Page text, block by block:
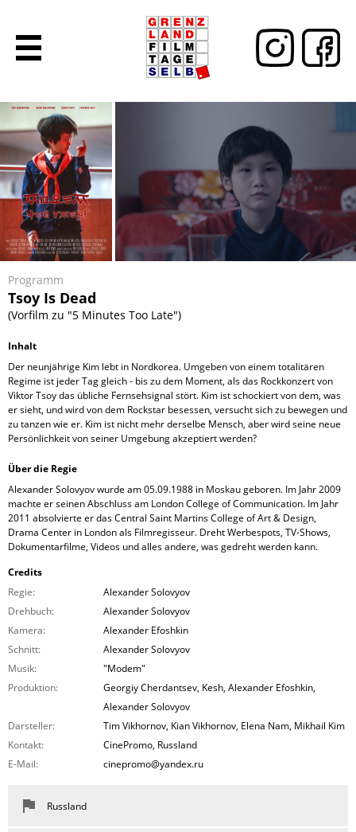
Programm
Tsoy Is Dead
(Vorfilm zu "5 Minutes Too Late")
Inhalt
Der neunjährige Kim lebt in Nordkorea. Umgeben von einem totalitären
Regime ist jeder Tag gleich - bis zu dem Moment, als das Rockkonzert von
Viktor Tsoy das übliche Fernsehsignal stört. Kim ist schockiert von dem, was
er sieht, und wird von dem Rockstar besessen, versucht sich zu bewegen und
zu tanzen wie er. Kim ist nicht mehr derselbe Mensch, aber wird seine neue
Persönlichkeit von seiner Umgebung akzeptiert werden?
Über die Regie
Alexander Solovyov wurde am 05.09.1988 in Moskau geboren. Im Jahr 2009
machte er seinen Abschluss am London College of Communication. Im Jahr
2011 absolvierte er das Central Saint Martins College of Art & Design,
Drama Center in London als Filmregisseur. Dreht Werbespots, TV-Shows,
Dokumentarfilme, Videos und alles andere, was gedreht werden kann.
Credits
Regie:
Alexander Solovyov
Drehbuch:
Alexander Solovyov
Kamera:
Alexander Efoshkin
Schnitt:
Alexander Solovyov
Musik:
"Modem"
Produktion:
Georgiy Cherdantsev, Kesh, Alexander Efoshkin,
Alexander Solovyov
Darsteller:
Tim Vikhornov, Kian Vikhornov, Elena Nam, Mikhail Kim
Kontakt:
CinePromo, Russland
E-Mail:
cinepromo@yandex.ru
Russland